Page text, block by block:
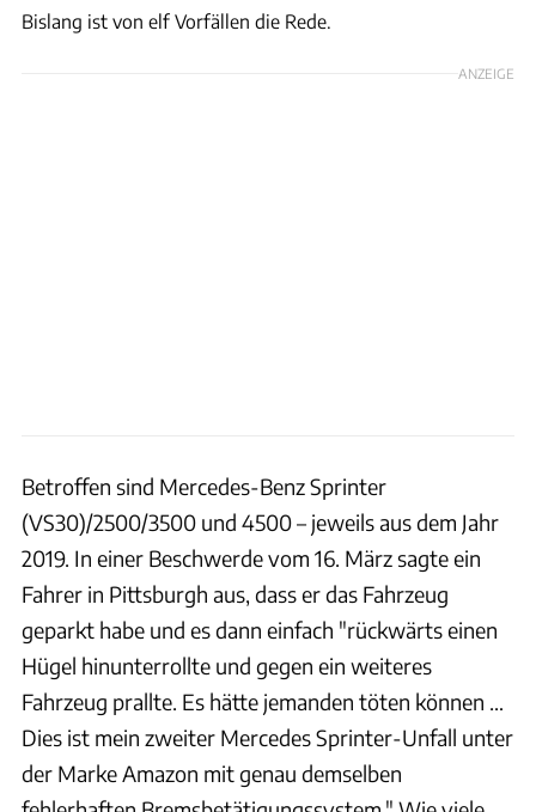
Bislang ist von elf Vorfällen die Rede.
ANZEIGE
Betroffen sind Mercedes-Benz Sprinter
(VS30)/2500/3500 und 4500 – jeweils aus dem Jahr
2019. In einer Beschwerde vom 16. März sagte ein
Fahrer in Pittsburgh aus, dass er das Fahrzeug
geparkt habe und es dann einfach "rückwärts einen
Hügel hinunterrollte und gegen ein weiteres
Fahrzeug prallte. Es hätte jemanden töten können …
Dies ist mein zweiter Mercedes Sprinter-Unfall unter
der Marke Amazon mit genau demselben